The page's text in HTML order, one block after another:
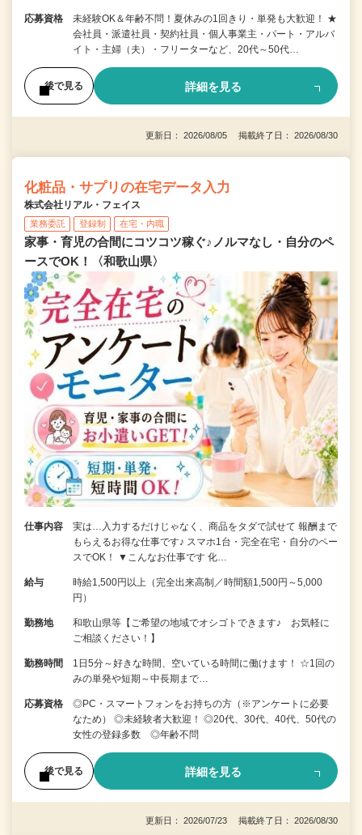
応募資格
未経験OK＆年齢不問！夏休みの1回きり・単発も大歓迎！ ★
会社員・派遣社員・契約社員・個人事業主・パート・アルバ
イト・主婦（夫）・フリーターなど、20代～50代…
後で見る 詳細を見る
更新日： 2026/08/05 掲載終了日： 2026/08/30
化粧品・サプリの在宅データ入力
株式会社リアル・フェイス
業務委託 登録制 在宅・内職
家事・育児の合間にコツコツ稼ぐ♪ノルマなし・自分のペ
ースでOK！〈和歌山県〉
仕事内容
実は…入力するだけじゃなく、商品をタダで試せて 報酬まで
もらえるお得な仕事です♪ スマホ1台・完全在宅・自分のペー
スでOK！ ▼こんなお仕事です 化…
給与
時給1,500円以上（完全出来高制／時間額1,500円～5,000
円）
勤務地
和歌山県等【ご希望の地域でオシゴトできます♪ お気軽に
ご相談ください！】
勤務時間
1日5分～好きな時間、空いている時間に働けます！ ☆1回の
みの単発や短期～中長期まで…
応募資格
◎PC・スマートフォンをお持ちの方（※アンケートに必要
なため） ◎未経験者大歓迎！ ◎20代、30代、40代、50代の
女性の登録多数 ◎年齢不問
後で見る 詳細を見る
更新日： 2026/07/23 掲載終了日： 2026/08/30